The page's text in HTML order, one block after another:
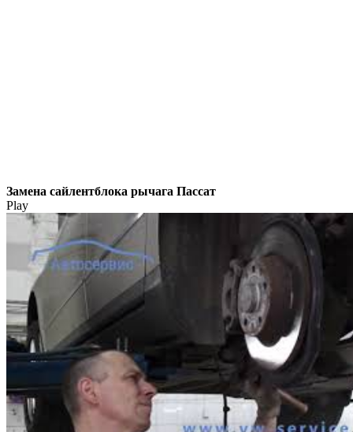
Замена сайлентблока рычага Пассат
Play